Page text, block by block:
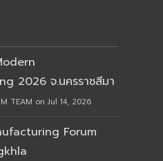
2026 จ.นครราชสีมา
TEAM on Jul 14, 2026
Forum